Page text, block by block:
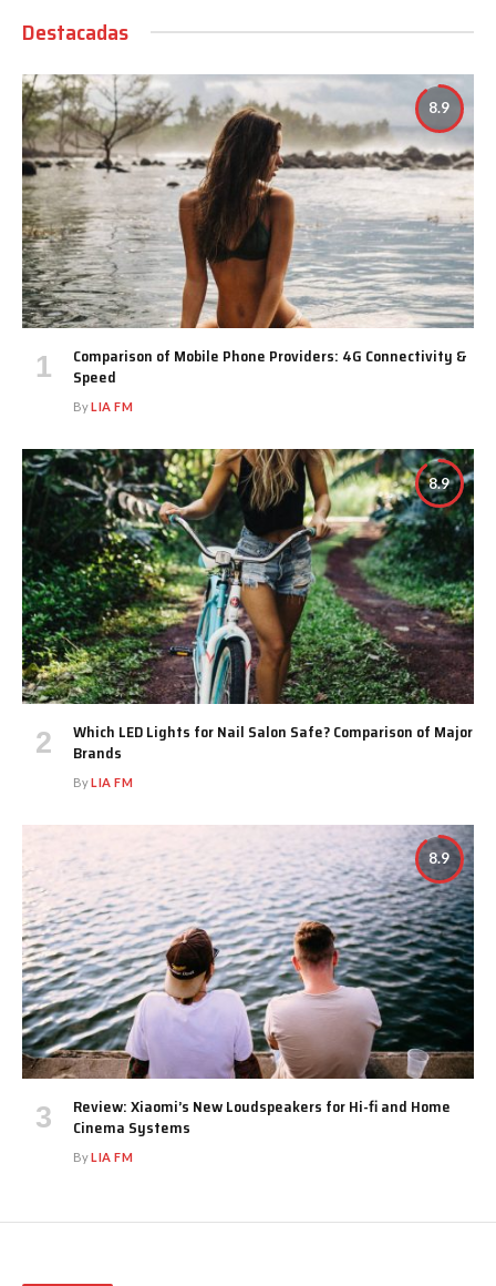
Destacadas
8.9
Comparison of Mobile Phone Providers: 4G Connectivity &
Speed
ByLIA FM
8.9
Which LED Lights for Nail Salon Safe? Comparison of Major
Brands
ByLIA FM
8.9
Review: Xiaomi’s New Loudspeakers for Hi-fi and Home
Cinema Systems
ByLIA FM